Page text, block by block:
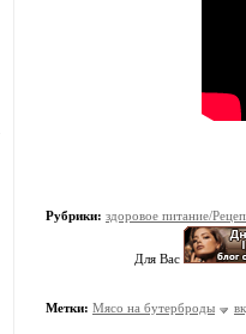
Рубрики: здоровое питание/
Для Вас
Метки: Мясо на бутерброды